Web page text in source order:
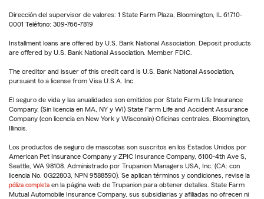
Dirección del supervisor de valores: 1 State Farm Plaza, Bloomington, IL 61710-
0001 Teléfono: 309-766-7819
Installment loans are offered by U.S. Bank National Association. Deposit products
are offered by U.S. Bank National Association. Member FDIC.
The creditor and issuer of this credit card is U.S. Bank National Association,
pursuant to a license from Visa U.S.A. Inc.
El seguro de vida y las anualidades son emitidos por State Farm Life Insurance
Company. (Sin licencia en MA, NY y WI) State Farm Life and Accident Assurance
Company (con licencia en New York y Wisconsin) Oficinas centrales, Bloomington,
Illinois.
Los productos de seguro de mascotas son suscritos en los Estados Unidos por
American Pet Insurance Company y ZPIC Insurance Company, 6100-4th Ave S,
Seattle, WA 98108. Administrado por Trupanion Managers USA, Inc. (CA: con
licencia No. 0G22803, NPN 9588590). Se aplican términos y condiciones, revise la
póliza completa en la página web de Trupanion para obtener detalles. State Farm
Mutual Automobile Insurance Company, sus subsidiarias y afiliadas no ofrecen ni